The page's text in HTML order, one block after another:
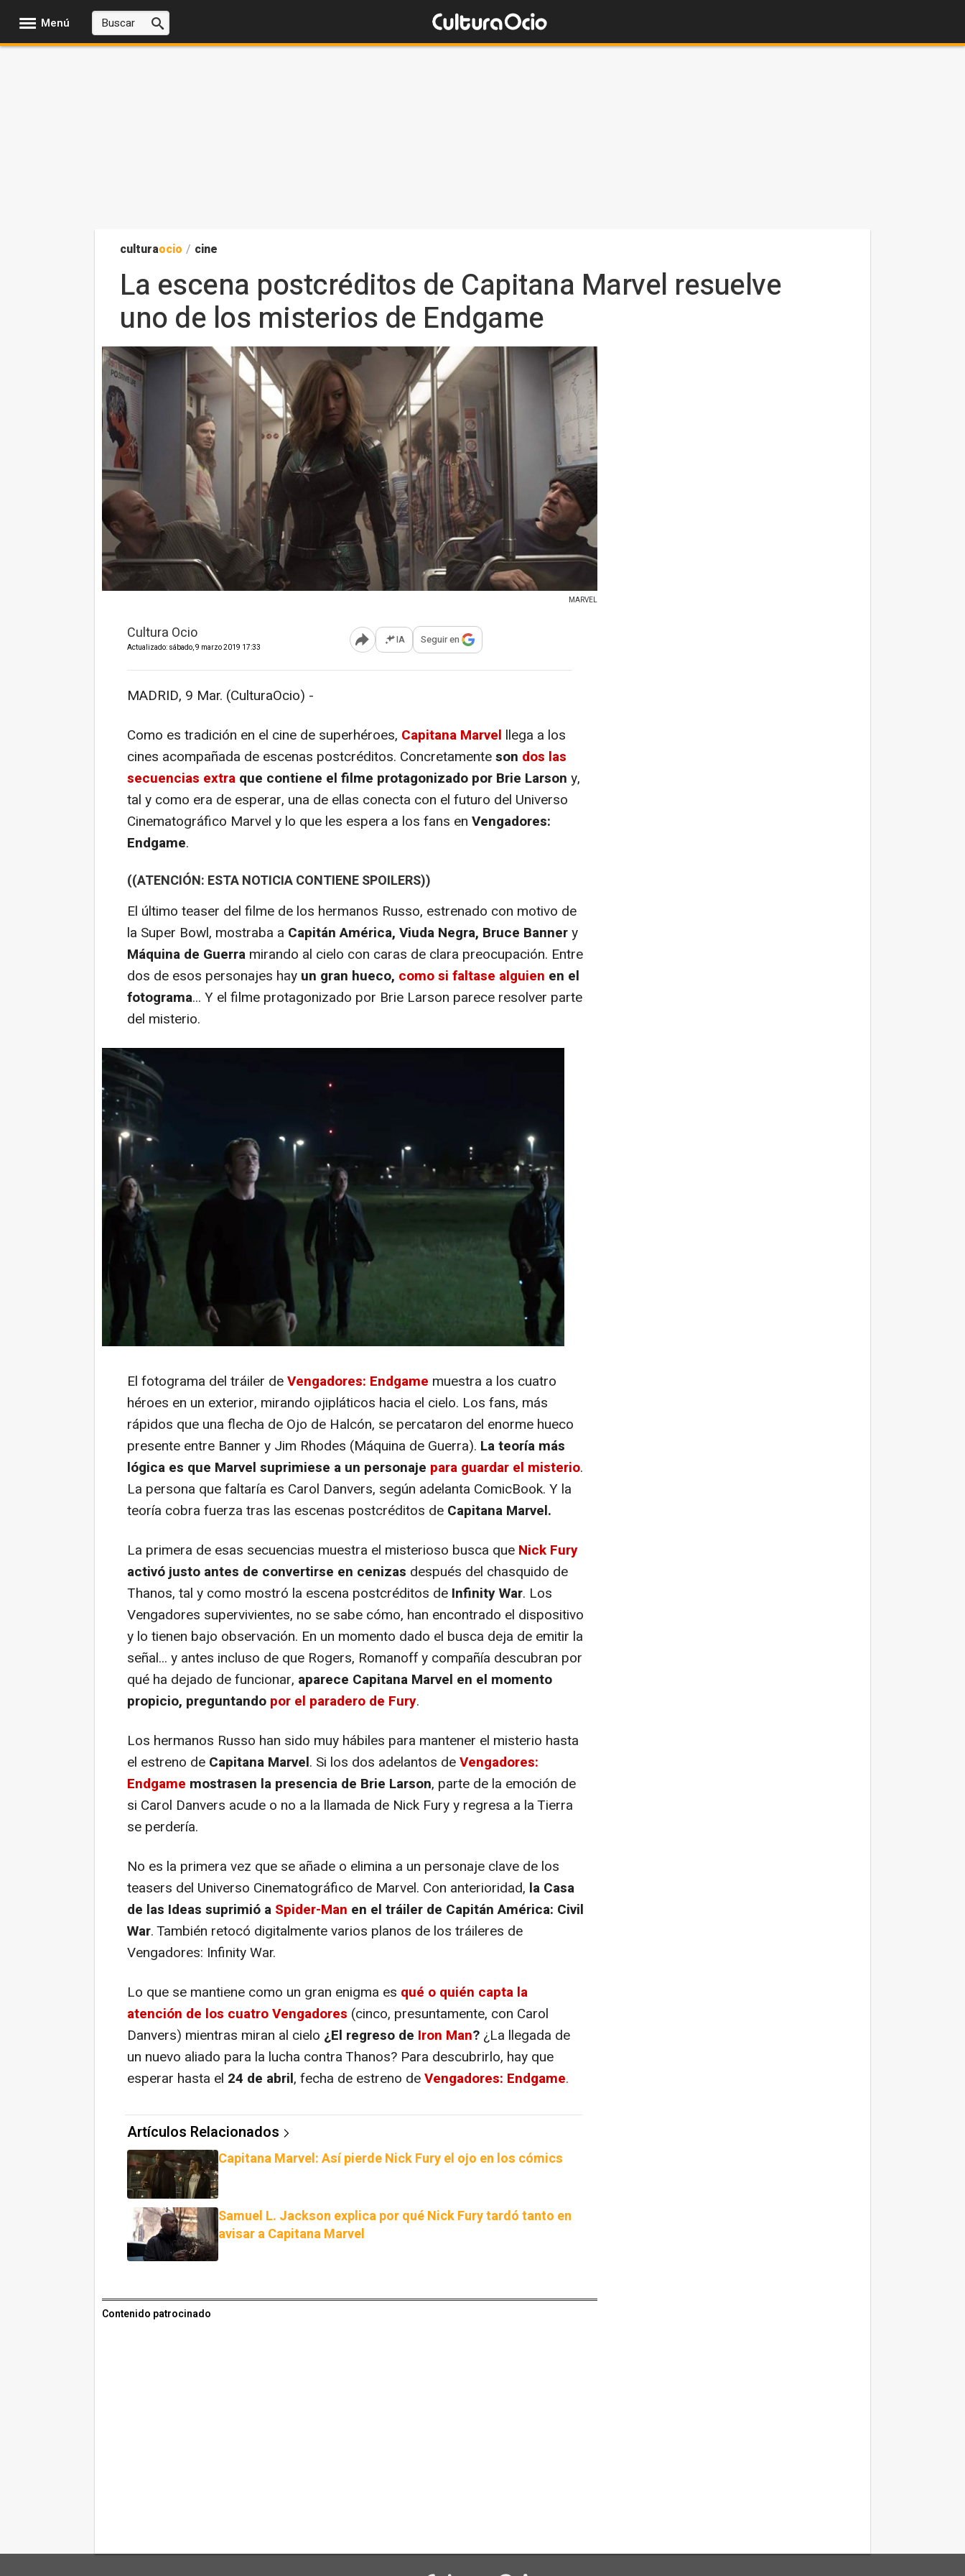
Menú
culturaocio / cine
La escena postcréditos de Capitana Marvel resuelve
uno de los misterios de Endgame
MARVEL
Cultura Ocio
Actualizado: sábado, 9 marzo 2019 17:33 Abrir opciones para compartir
IA Seguir en
MADRID, 9 Mar. (CulturaOcio) -
Como es tradición en el cine de superhéroes, Capitana Marvel llega a los
cines acompañada de escenas postcréditos. Concretamenteson dos las
secuencias extra que contiene el filme protagonizado por Brie Larson y,
tal y como era de esperar, una de ellas conecta con el futuro del Universo
Cinematográfico Marvel y lo que les espera a los fans en Vengadores:
Endgame.
((ATENCIÓN: ESTA NOTICIA CONTIENE SPOILERS))
El último teaser del filme de los hermanos Russo, estrenado con motivo de
la Super Bowl, mostraba a Capitán América, Viuda Negra, Bruce Bannery
Máquina de Guerra mirando al cielo con caras de clara preocupación. Entre
dos de esos personajes hay un gran hueco, como si faltase alguien en el
fotograma... Y el filme protagonizado por Brie Larson parece resolver parte
del misterio.
El fotograma del tráiler deVengadores: Endgame muestra a los cuatro
héroes en un exterior, mirando ojipláticos hacia el cielo. Los fans, más
rápidos que una flecha de Ojo de Halcón, se percataron del enorme hueco
presente entre Banner y Jim Rhodes (Máquina de Guerra). La teoría más
lógica es que Marvel suprimiese a un personaje para guardar el misterio.
La persona que faltaría es Carol Danvers, según adelanta ComicBook. Y la
teoría cobra fuerza tras las escenas postcréditos de Capitana Marvel.
La primera de esas secuencias muestra el misterioso busca que Nick Fury
activó justo antes de convertirse en cenizas después del chasquido de
Thanos, tal y como mostró la escena postcréditos de Infinity War. Los
Vengadores supervivientes, no se sabe cómo, han encontrado el dispositivo
y lo tienen bajo observación. En un momento dado el busca deja de emitir la
señal... y antes incluso de que Rogers, Romanoff y compañía descubran por
qué ha dejado de funcionar, aparece Capitana Marvel en el momento
propicio, preguntando por el paradero de Fury.
Los hermanos Russo han sido muy hábiles para mantener el misterio hasta
el estreno de Capitana Marvel. Si los dos adelantos deVengadores:
Endgame mostrasen la presencia de Brie Larson, parte de la emoción de
si Carol Danvers acude o no a la llamada de Nick Fury y regresa a la Tierra
se perdería.
No es la primera vez que se añade o elimina a un personaje clave de los
teasers del Universo Cinematográfico de Marvel. Con anterioridad, la Casa
de las Ideas suprimió a Spider-Man en el tráiler de Capitán América: Civil
War. También retocó digitalmente varios planos de los tráileres de
Vengadores: Infinity War.
Lo que se mantiene como un gran enigma es qué o quién capta la
atención de los cuatro Vengadores (cinco, presuntamente, con Carol
Danvers) mientras miran al cielo ¿El regreso de Iron Man? ¿La llegada de
un nuevo aliado para la lucha contra Thanos? Para descubrirlo, hay que
esperar hasta el 24 de abril, fecha de estreno deVengadores: Endgame.
Artículos Relacionados
Capitana Marvel: Así pierde Nick Fury el ojo en los cómics
Samuel L. Jackson explica por qué Nick Fury tardó tanto en
avisar a Capitana Marvel
Contenido patrocinado